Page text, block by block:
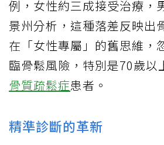
例，女性約三成接受治療，
景州分析，這種落差反映出
在「女性專屬」的舊思維，
臨骨鬆風險，特別是70歲以
骨質疏鬆症患者。
精準診斷的革新